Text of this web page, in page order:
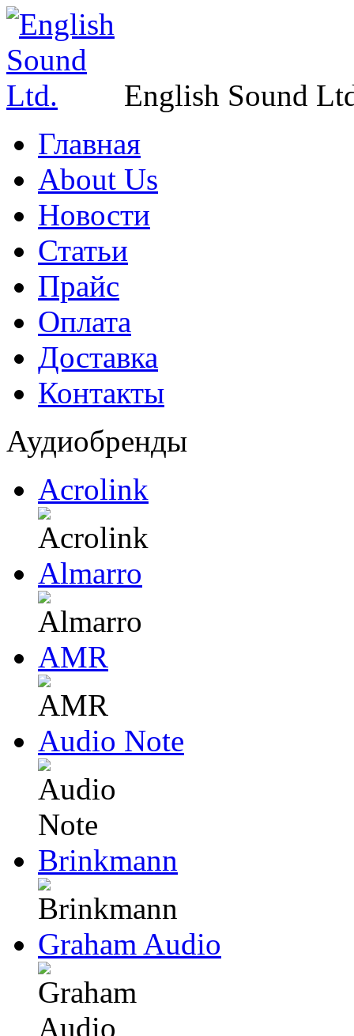
English Sound
Главная
About Us
Новости
Статьи
Прайс
Оплата
Доставка
Контакты
Аудиобренды
Acrolink
Almarro
AMR
Audio Note
Brinkmann
Graham Audio